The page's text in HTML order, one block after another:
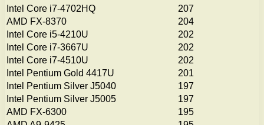
Intel Core i7-4702HQ
207
AMD FX-8370
204
Intel Core i5-4210U
202
Intel Core i7-3667U
202
Intel Core i7-4510U
202
Intel Pentium Gold 4417U
201
Intel Pentium Silver J5040
197
Intel Pentium Silver J5005
197
AMD FX-6300
195